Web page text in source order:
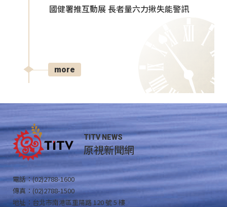
國健署推互動展 長者量六力揪失能警訊
more
TITV NEWS
原視新聞網
電話：(02)2788-1600
傳真：(02)2788-1500
地址：台北市南港區重陽路 120 號 5 樓